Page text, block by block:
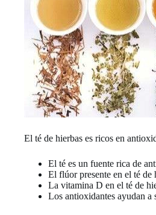
El té de hierbas es ricos en
El té es un fuente rica de
El flúor presente en el té de
La vitamina D en el té de
Los antioxidantes ayudan a